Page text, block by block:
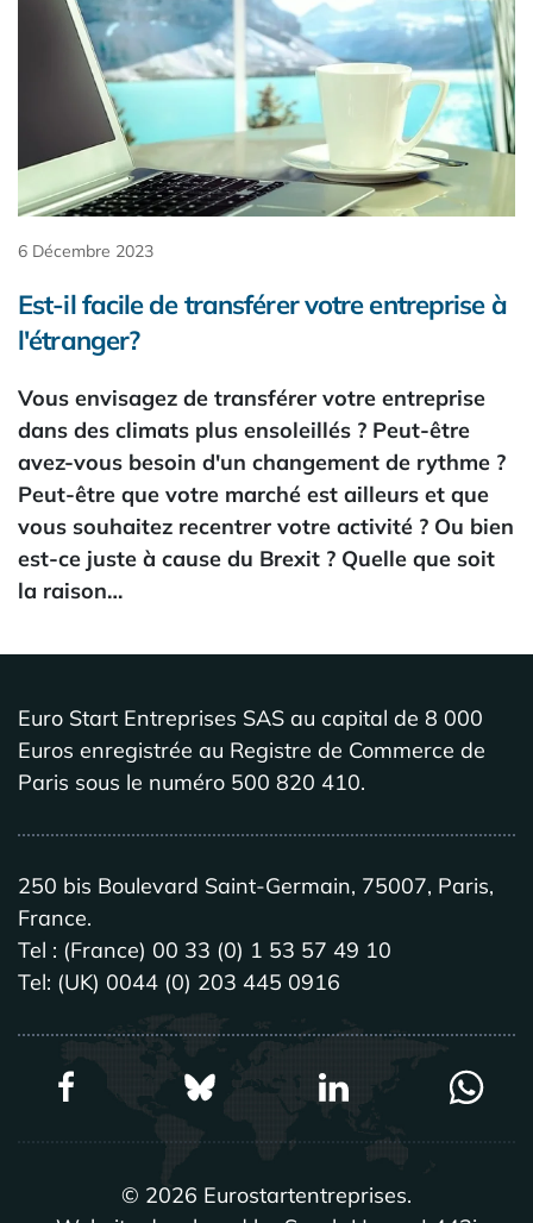
6 Décembre 2023
Est-il facile de transférer votre entreprise à
l'étranger?
Vous envisagez de transférer votre entreprise
dans des climats plus ensoleillés ? Peut-être
avez-vous besoin d'un changement de rythme ?
Peut-être que votre marché est ailleurs et que
vous souhaitez recentrer votre activité ? Ou bien
est-ce juste à cause du Brexit ? Quelle que soit
la raison…
Euro Start Entreprises SAS au capital de 8 000
Euros enregistrée au Registre de Commerce de
Paris sous le numéro 500 820 410.
250 bis Boulevard Saint-Germain, 75007, Paris,
France.
Tel : (France) 00 33 (0) 1 53 57 49 10
Tel: (UK) 0044 (0) 203 445 0916
© 2026 Eurostartentreprises.